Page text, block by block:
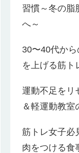
習慣～冬の脂
へ～
30〜40代か
を上げる筋ト
運動不足をリ
＆軽運動教室
筋トレ女子必
肉をつける食